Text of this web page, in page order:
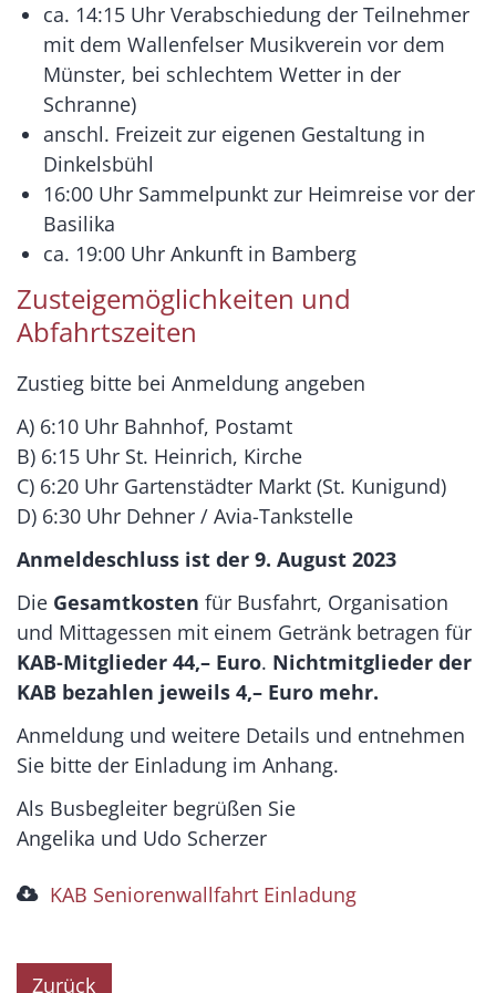
ca. 14:15 Uhr Verabschiedung der Teilnehmer
mit dem Wallenfelser Musikverein vor dem
Münster, bei schlechtem Wetter in der
Schranne)
anschl. Freizeit zur eigenen Gestaltung in
Dinkelsbühl
16:00 Uhr Sammelpunkt zur Heimreise vor der
Basilika
ca. 19:00 Uhr Ankunft in Bamberg
Zusteigemöglichkeiten und
Abfahrtszeiten
Zustieg bitte bei Anmeldung angeben
A) 6:10 Uhr Bahnhof, Postamt
B) 6:15 Uhr St. Heinrich, Kirche
C) 6:20 Uhr Gartenstädter Markt (St. Kunigund)
D) 6:30 Uhr Dehner / Avia-Tankstelle
Anmeldeschluss ist der 9. August 2023
Die Gesamtkosten für Busfahrt, Organisation
und Mittagessen mit einem Getränk betragen für
KAB-Mitglieder 44,– Euro. Nichtmitglieder der
KAB bezahlen jeweils 4,– Euro mehr.
Anmeldung und weitere Details und entnehmen
Sie bitte der Einladung im Anhang.
Als Busbegleiter begrüßen Sie
Angelika und Udo Scherzer
KAB Seniorenwallfahrt Einladung
Zurück